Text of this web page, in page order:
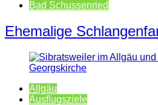
Bad Schussenried
Ehemalige
Allgäu
Ausflugsziele